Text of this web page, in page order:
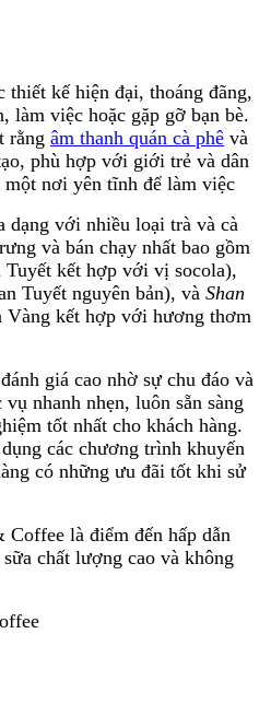
thiết kế hiện đại, thoáng đãng,
làm việc hoặc gặp gỡ bạn bè.
rằng âm thanh quán cà phê và
phù hợp với giới trẻ và dân
nơi yên tĩnh để làm việc​
dạng với nhiều loại trà và cà
và bán chạy nhất bao gồm
Tuyết kết hợp với vị socola),
Tuyết nguyên bản), và Shan
Vàng kết hợp với hương thơm
giá cao nhờ sự chu đáo và
nhanh nhẹn, luôn sẵn sàng
tốt nhất cho khách hàng.
các chương trình khuyến
có những ưu đãi tốt khi sử
là điểm đến hấp dẫn
chất lượng cao và không